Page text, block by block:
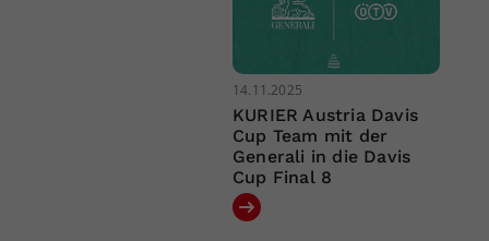
14.11.2025
KURIER Austria Davis
Cup Team mit der
Generali in die Davis
Cup Final 8